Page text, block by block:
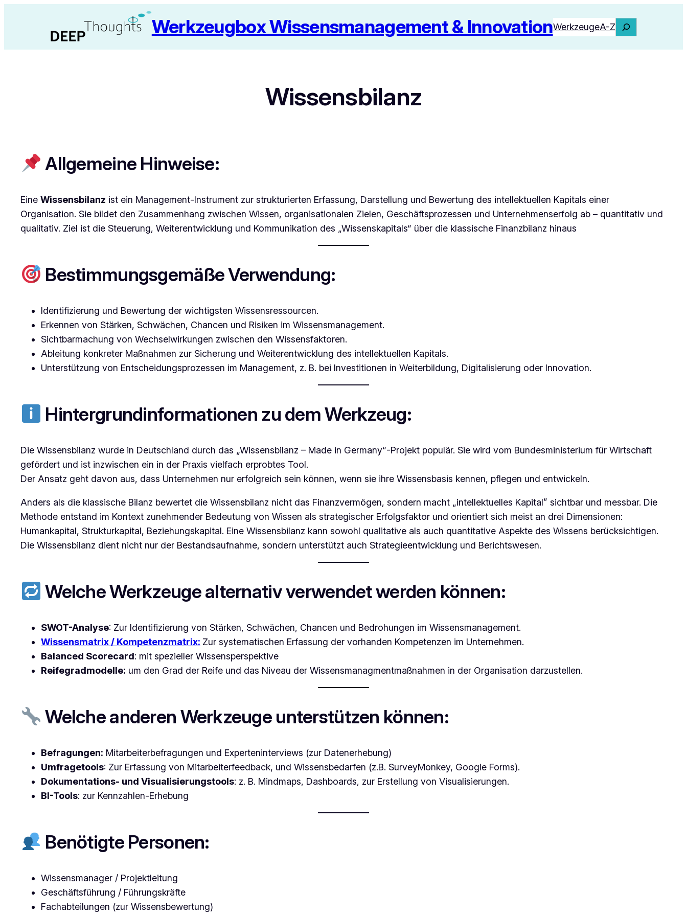
Werkzeugbox Wissensmanagement & InnovationWerkzeugeA-ZSuchen
Wissensbilanz
Allgemeine Hinweise:
Eine Wissensbilanz ist ein Management-Instrument zur strukturierten Erfassung, Darstellung und Bewertung des intellektuellen Kapitals einer
Organisation. Sie bildet den Zusammenhang zwischen Wissen, organisationalen Zielen, Geschäftsprozessen und Unternehmenserfolg ab – quantitativ und
qualitativ. Ziel ist die Steuerung, Weiterentwicklung und Kommunikation des „Wissenskapitals“ über die klassische Finanzbilanz hinaus
Bestimmungsgemäße Verwendung:
Identifizierung und Bewertung der wichtigsten Wissensressourcen.
Erkennen von Stärken, Schwächen, Chancen und Risiken im Wissensmanagement.
Sichtbarmachung von Wechselwirkungen zwischen den Wissensfaktoren.
Ableitung konkreter Maßnahmen zur Sicherung und Weiterentwicklung des intellektuellen Kapitals.
Unterstützung von Entscheidungsprozessen im Management, z. B. bei Investitionen in Weiterbildung, Digitalisierung oder Innovation.
Hintergrundinformationen zu dem Werkzeug:
Die Wissensbilanz wurde in Deutschland durch das „Wissensbilanz – Made in Germany“-Projekt populär. Sie wird vom Bundesministerium für Wirtschaft
gefördert und ist inzwischen ein in der Praxis vielfach erprobtes Tool.
Der Ansatz geht davon aus, dass Unternehmen nur erfolgreich sein können, wenn sie ihre Wissensbasis kennen, pflegen und entwickeln.
Anders als die klassische Bilanz bewertet die Wissensbilanz nicht das Finanzvermögen, sondern macht „intellektuelles Kapital” sichtbar und messbar. Die
Methode entstand im Kontext zunehmender Bedeutung von Wissen als strategischer Erfolgsfaktor und orientiert sich meist an drei Dimensionen:
Humankapital, Strukturkapital, Beziehungskapital. Eine Wissensbilanz kann sowohl qualitative als auch quantitative Aspekte des Wissens berücksichtigen.
Die Wissensbilanz dient nicht nur der Bestandsaufnahme, sondern unterstützt auch Strategieentwicklung und Berichtswesen.
Welche Werkzeuge alternativ verwendet werden können:
SWOT-Analyse: Zur Identifizierung von Stärken, Schwächen, Chancen und Bedrohungen im Wissensmanagement.
Wissensmatrix / Kompetenzmatrix: Zur systematischen Erfassung der vorhanden Kompetenzen im Unternehmen.
Balanced Scorecard: mit spezieller Wissensperspektive
Reifegradmodelle: um den Grad der Reife und das Niveau der Wissensmanagmentmaßnahmen in der Organisation darzustellen.
Welche anderen Werkzeuge unterstützen können:
Befragungen: Mitarbeiterbefragungen und Experteninterviews (zur Datenerhebung)
Umfragetools: Zur Erfassung von Mitarbeiterfeedback, und Wissensbedarfen (z.B. SurveyMonkey, Google Forms).
Dokumentations- und Visualisierungstools: z. B. Mindmaps, Dashboards, zur Erstellung von Visualisierungen.
BI-Tools: zur Kennzahlen-Erhebung
Benötigte Personen:
Wissensmanager / Projektleitung
Geschäftsführung / Führungskräfte
Fachabteilungen (zur Wissensbewertung)